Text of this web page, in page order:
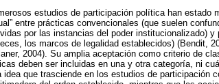
estudios de participación política han estado
entre prácticas convencionales (que suelen
por las instancias del poder institucionalizado)
los marcos de legalidad establecidos) (Bendit,
2004). Su amplia aceptación como criterio de
deben ser incluidas en una y otra categoría, ni
idea que trasciende en los estudios de participación